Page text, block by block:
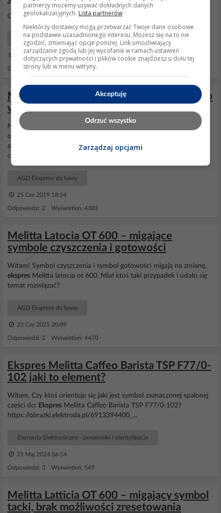
Co się dzieje gdy włączysz zimnyekspres
AGD Ekspresy do kawy
22 Gru 2021 15:33
Odpowiedzi: 6 Wyświetleń: 4143
Melitta Caffeo Barista T - Ekspres syczy po
włączeniu
Niestety ale wizualnie i akustycznie trzeba zlokalizować ten dźwięk,
obudowę zdjąć i obserwować. Innej sensownej rady nie ma. Co do
aromatu kawy- młynek do czyszczenia, blok zaparzający do
czyszczenia.
AGD Ekspresy do kawy
25 Cze 2019 18:54
Odpowiedzi: 2 Wyświetleń: 4383
Melitta Latocia OT 600 – migające
symbole czyszczenia i gotowości
Witam! Symbol czyszczenia i symbol gotowości migają na zmianę,
ekspres Melitta latocia ot 600. Miał ktoś taki przypadek i udało się
temat rozwiązać?
AGD Ekspresy do kawy
23 Cze 2025 20:09
Odpowiedzi: 2 Wyświetleń: 4470
Ekspres Melitta Caffeo Barista TSP F77/0-
102 jaki to element?
Witam, Czy ktoś orientuje się jaki jest symbol zaznaczonej spalonej
części do: Ekspres Melitta Caffeo Barista TSP F77/0-102?
https://obrazki.elektroda.pl/6913394400_...
Elementy Elektroniczne - zamienniki i identyfikacja
21 Maj 2024 06:54
Odpowiedzi: 3 Wyświetleń: 549
Melitta Latticia OT 600 – migający symbol
tacki, brak możliwości zresetowania
partnerzy możemy używać dokładnych danych
geolokalizacyjnych. Lista partnerów
Niektórzy dostawcy mogą przetwarzać Twoje dane osobowe
na podstawie uzasadnionego interesu. Możesz się na to nie
zgodzić, zmieniając opcje poniżej. Link umożliwiający
zarządzanie zgodą lub jej wycofanie w ramach ustawień
dotyczących prywatności i plików cookie znajdziesz u dołu tej
strony lub w menu witryny.
Akceptuję
Odrzuć wszystko
Zarządzaj opcjami